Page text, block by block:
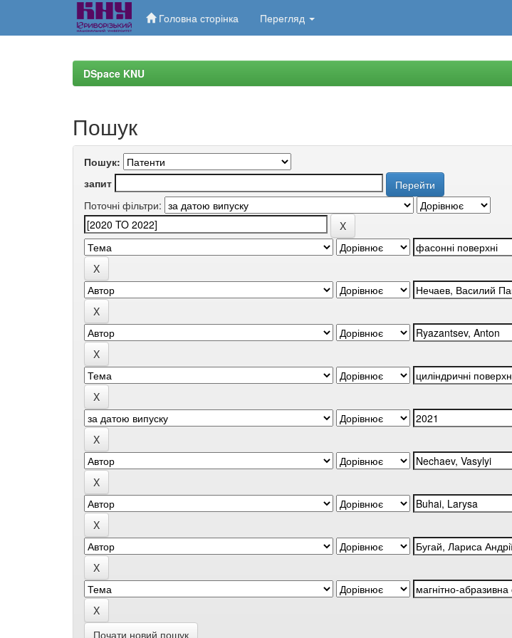
Головна сторінка Перегляд
DSpace KNU
Пошук
Пошук:
запит
Поточні фільтри:
Почати новий пошук